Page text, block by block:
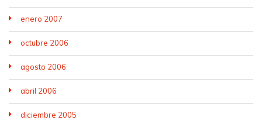
enero 2007
octubre 2006
agosto 2006
abril 2006
diciembre 2005